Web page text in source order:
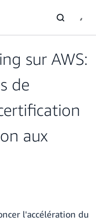
sur AWS:
de
aux
l'accélération du